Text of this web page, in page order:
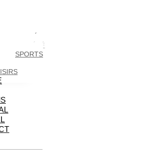
SOCIÉTÉ
SPORTS